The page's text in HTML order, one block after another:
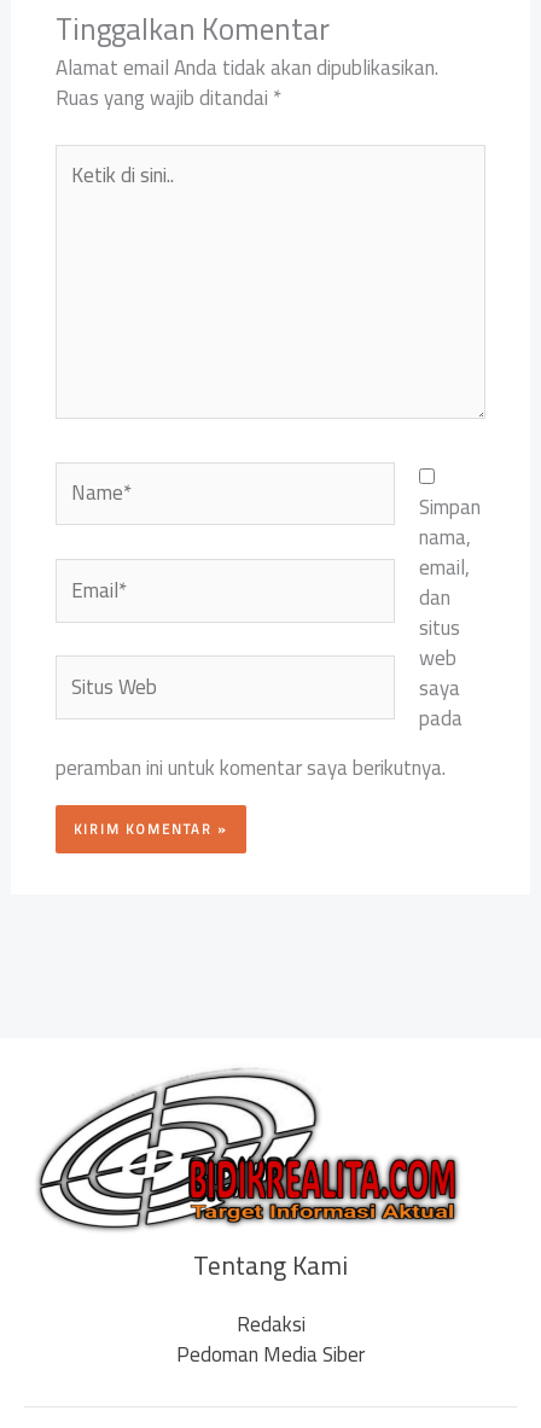
Tinggalkan Komentar
Alamat email Anda tidak akan dipublikasikan.
Ruas yang wajib ditandai*
Ketik
Name*
Email*
Situs
Web
Simpan
nama,
email,
dan
situs
web
saya
pada
peramban ini untuk komentar saya berikutnya.
Tentang Kami
Redaksi
Pedoman Media Siber